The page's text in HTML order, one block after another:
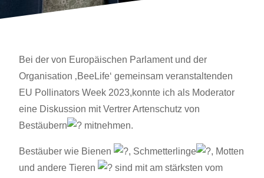
Bei der von Europäischen Parlament und der
Organisation ‚BeeLife‘ gemeinsam veranstaltenden
EU Pollinators Week 2023,konnte ich als Moderator
eine Diskussion mit Vertrer Artenschutz von
Bestäubern
mitnehmen.
Bestäuber wie Bienen , Schmetterlinge
, Motten
und andere Tieren
sind mit am stärksten vom